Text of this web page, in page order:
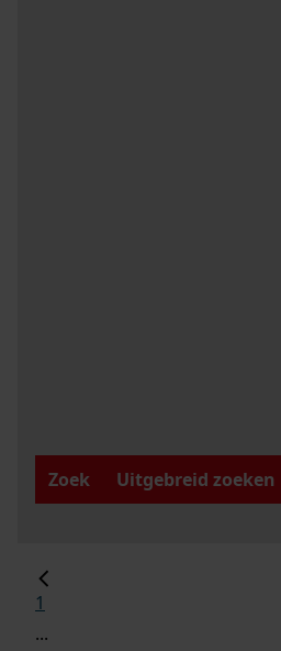
Zoek
Uitgebreid zoeken
1
...